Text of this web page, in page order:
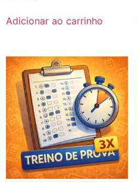
Adicionar ao carrinho